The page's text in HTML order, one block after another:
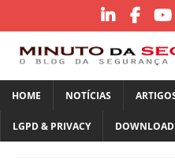
HOME NOTÍCIAS
LGPD & PRIVACY DOWNLOAD